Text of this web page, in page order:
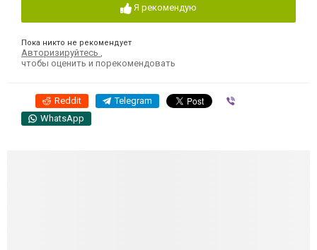
Я рекомендую
Пока никто не рекомендует
Авторизируйтесь
чтобы оценить и порекомендовать
Reddit Telegram
WhatsApp